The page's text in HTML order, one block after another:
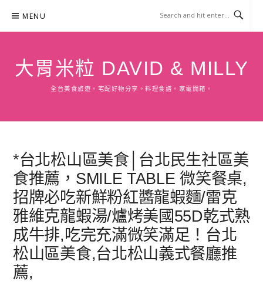
content
MENU
大胃米粒 DAVID & MILLY
全台美食旅遊。宅配好物分享。料理食譜。家電開箱。
*台北松山區美食│台北民生社區美
食推薦，SMILE TABLE 微笑餐桌,
招牌必吃新鮮粉紅醬龍蝦麵/雷克
雅維克龍蝦湯/爐烤美國55D乾式熟
成牛排,吃完充滿微笑滿足！台北
松山區美食,台北松山義式餐廳推
薦,